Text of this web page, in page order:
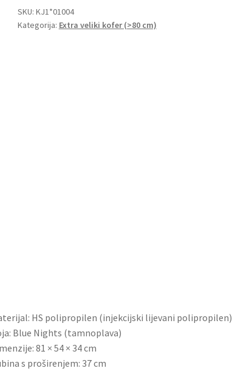
SKU: KJ1*01004
Kategorija: Extra veliki kofer (>80 cm)
HS polipropilen (injekcijski lijevani polipropilen)
Blue Nights (tamnoplava)
81 × 54 × 34 cm
s proširenjem: 37 cm